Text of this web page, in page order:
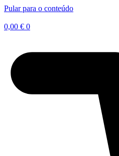
Pular para o conteúdo
0,00 € 0